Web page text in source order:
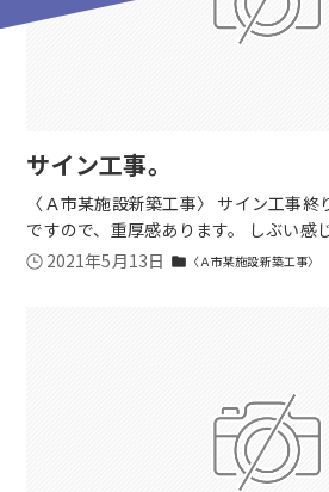
サイン工事。
〈Ａ市某施設新築工事〉 サイン工事
ですので、重厚感あります。 しぶい感
2021年5月13日 folder 〈Ａ市某施設新築工事〉